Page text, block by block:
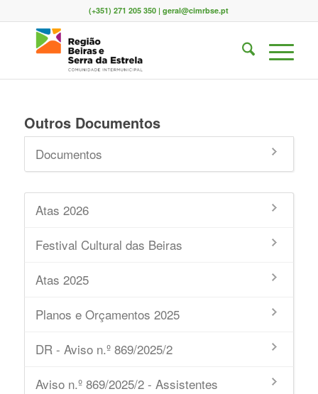
(+351) 271 205 350 | geral@cimrbse.pt
Outros Documentos
Documentos
Atas 2026
Festival Cultural das Beiras
Atas 2025
Planos e Orçamentos 2025
DR - Aviso n.º 869/2025/2
Aviso n.º 869/2025/2 - Assistentes